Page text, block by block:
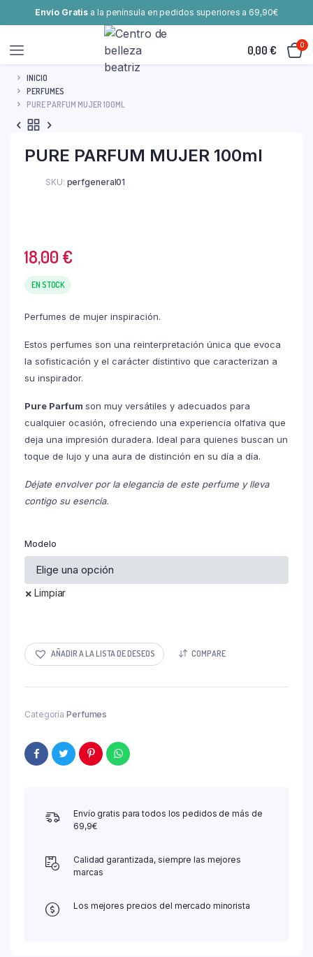
Envío Gratis a la península en pedidos superiores a 69,90€
0,00€ 0
INICIO
PERFUMES
PURE PARFUM MUJER 100ML
PURE PARFUM MUJER 100ml
SKU: perfgeneral01
18,00 €
EN STOCK
Perfumes de mujer inspiración.
Estos perfumes son una reinterpretación única que evoca
la sofisticación y el carácter distintivo que caracterizan a
su inspirador.
Pure Parfum son muy versátiles y adecuados para
cualquier ocasión, ofreciendo una experiencia olfativa que
deja una impresión duradera. Ideal para quienes buscan un
toque de lujo y una aura de distinción en su día a día.
Déjate envolver por la elegancia de este perfume y lleva
contigo su esencia.
Modelo
Limpiar
AÑADIR A LA LISTA DE DESEOS COMPARE
Categoría Perfumes
Envío gratis para todos los pedidos de más de
69,9€
Calidad garantizada, siempre las mejores
marcas
Los mejores precios del mercado minorista